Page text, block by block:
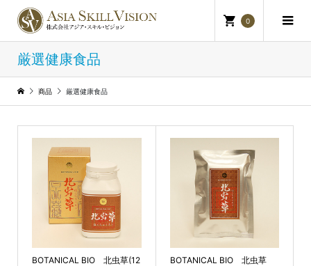
0
厳選健康食品
商品 厳選健康食品
BOTANICAL BIO 北虫草(12
BOTANICAL BIO 北虫草